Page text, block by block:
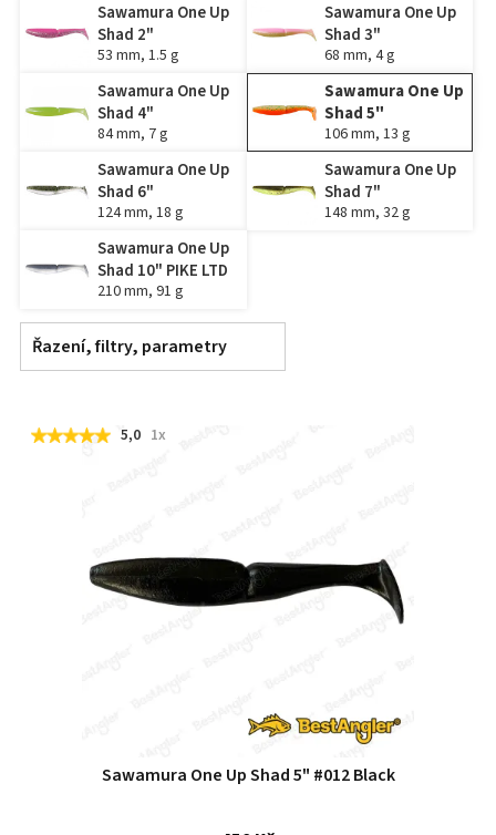
Sawamura One Up
Shad 2"
53 mm, 1.5 g
Sawamura One Up
Shad 3"
68 mm, 4 g
Sawamura One Up
Shad 4"
84 mm, 7 g
Sawamura One Up
Shad 5"
106 mm, 13 g
Sawamura One Up
Shad 6"
124 mm, 18 g
Sawamura One Up
Shad 7"
148 mm, 32 g
Sawamura One Up
Shad 10" PIKE LTD
210 mm, 91 g
Řazení, filtry, parametry
5,0 1x
Sawamura One Up Shad 5" #012 Black